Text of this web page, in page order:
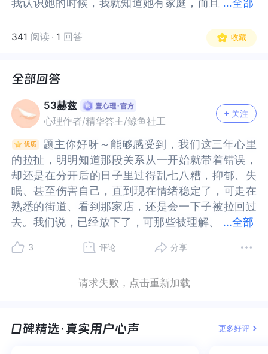
...全部
我认识她的时候，我就知道她有家庭，而且
她所在的单位，是一家食品店，AWZJ食品，她们家
有个饼子，叫“老婆饼”，特别好吃。所以，那个时
子礼盒，所以，我们认识，我不知道为什么在我去
买东西吃，我会刻意去找她聊天。一来二去，熟悉
了。
有一天晚上，我们在微信上聊天，我才知道她的家
庭一塌糊涂，她说很累，需要一个肩膀靠一靠。第
二天一早，我们见面，发生了关系……那是错误的
开始。也就是那一场开始，才有了后来的事情，一
个月四次紧急避孕药，还告诉我大不了怀孕就离
婚，在这句话背后，我知道责任有多大，分开后这
三年，这句话在我耳边回荡着，从来没有停止过。
我们没有正式的告别，不大的城市里，想见她一
在一起的三个月时间里，天天都在她的店里，她十
手腕上的伤疤，日记本，朋友圈内的动态，我没有
我认识她的时候，我就知道她有家庭，而且我还知
她所在的单位，是一家食品店，AWZJ食品，她们家
有个饼子，叫“老婆饼”，特别好吃。所以，那个时
子礼盒，所以，我们认识，我不知道为什么在我去
买东西吃，我会刻意去找她聊天。一来二去，熟悉
了。
有一天晚上，我们在微信上聊天，我才知道她的家
庭一塌糊涂，她说很累，需要一个肩膀靠一靠。第
二天一早，我们见面，发生了关系……那是错误的
开始。也就是那一场开始，才有了后来的事情，一
个月四次紧急避孕药，还告诉我大不了怀孕就离
婚，在这句话背后，我知道责任有多大，分开后这
三年，这句话在我耳边回荡着，从来没有停止过。
我们没有正式的告别，不大的城市里，想见她一
在一起的三个月时间里，天天都在她的店里，她十
手腕上的伤疤，日记本，朋友圈内的动态，我没有
341 阅读 · 1 回答 收藏
53赫兹
心理作者/精华答主/鲸鱼社工
关注
...全部
题主你好呀～能够感受到，我们这三年心里
的拉扯，明明知道那段关系从一开始就带着错误，
却还是在分开后的日子里过得乱七八糟，抑郁、失
眠、甚至伤害自己，直到现在情绪稳定了，可走在
熟悉的街道、看到那家店，还是会一下子被拉回过
去。我们说，已经放下了，可那些被理解、
来的沉重，却像刻在心里一样，怎么也挥不去，这
得特别辛苦吧。其实，我们会陷在这段回忆里这么
能很少有人像她那样，让你觉得自己是被需要、被
的拉扯，明明知道那段关系从一开始就带着错误，
却还是在分开后的日子里过得乱七八糟，抑郁、失
眠、甚至伤害自己，直到现在情绪稳定了，可走在
熟悉的街道、看到那家店，还是会一下子被拉回过
去。我们说，已经放下了，可那些被理解、被需要
重，却像刻在心里一样，怎么也挥不去，这种明明
辛苦吧。其实，我们会陷在这段回忆里这么久，或
有人像她那样，让你觉得自己是被需要、被尊重
3 评论 分享
请求失败，点击重新加载
更多好评